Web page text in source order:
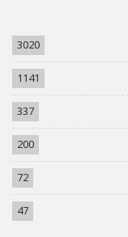
3020
1141
337
200
72
47